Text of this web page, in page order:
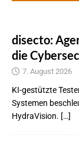
disecto:
die
7. August 2026
KI-gestützte
Systemen
HydraVision. […]